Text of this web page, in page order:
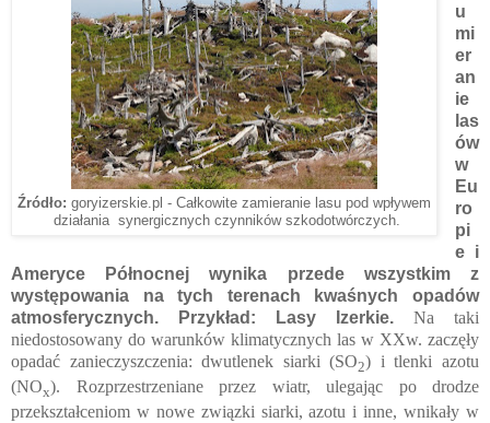
Źródło: goryizerskie.pl - Całkowite zamieranie lasu pod wpływem
działania synergicznych czynników szkodotwórczych.
u
mi
er
an
ie
las
ów
w
Eu
ro
pi
e i
Ameryce Północnej wynika przede wszystkim z
występowania na tych terenach kwaśnych opadów
atmosferycznych. Przykład: Lasy Izerkie. Na taki
niedostosowany do warunków klimatycznych las w XXw. zaczęły
opadać zanieczyszczenia: dwutlenek siarki (SO2) i tlenki azotu
(NOx). Rozprzestrzeniane przez wiatr, ulegając po drodze
przekształceniom w nowe związki siarki, azotu i inne, wnikały w